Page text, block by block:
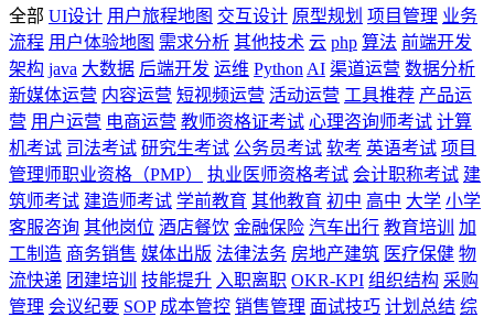
全部 UI设计 用户旅程地图 交互设计 原型规划 项目管理 业务
流程 用户体验地图 需求分析 其他技术 云 php 算法 前端开发
架构 java 大数据 后端开发 运维 Python AI 渠道运营 数据分析
新媒体运营 内容运营 短视频运营 活动运营 工具推荐 产品运
营 用户运营 电商运营 教师资格证考试 心理咨询师考试 计算
机考试 司法考试 研究生考试 公务员考试 软考 英语考试 项目
管理师职业资格（PMP）
执业医师资格考试 会计职称考试 建
筑师考试 建造师考试 学前教育 其他教育 初中 高中 大学 小学
客服咨询 其他岗位 酒店餐饮 金融保险 汽车出行 教育培训
加
工制造 商务销售 媒体出版 法律法务 房地产建筑 医疗保健 物
流快递 团建培训 技能提升 入职离职 OKR-KPI 组织结构 采购
管理 会议纪要 SOP 成本管控 销售管理 面试技巧 计划总结 综